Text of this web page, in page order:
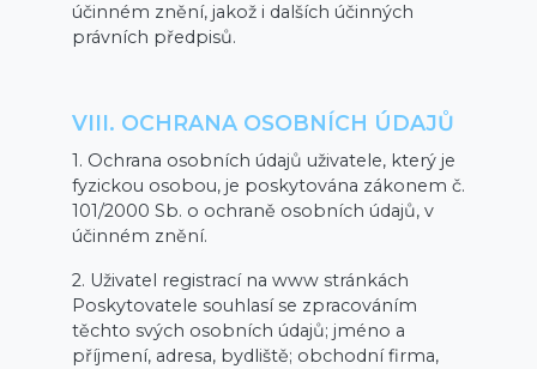
účinném znění, jakož i dalších účinných
právních předpisů.
VIII. OCHRANA OSOBNÍCH ÚDAJŮ
1. Ochrana osobních údajů uživatele, který je
fyzickou osobou, je poskytována zákonem č.
101/2000 Sb. o ochraně osobních údajů, v
účinném znění.
2. Uživatel registrací na www stránkách
Poskytovatele souhlasí se zpracováním
těchto svých osobních údajů; jméno a
příjmení, adresa, bydliště; obchodní firma,